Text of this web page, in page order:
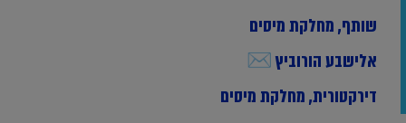
שותף, מחלקת מיסים
אלישבע הורוביץ✉
דירקטורית, מחלקת מיסים